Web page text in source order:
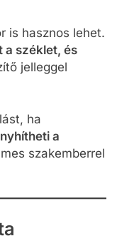
is hasznos lehet.
a széklet, és
jelleggel
ha
a
szakemberrel